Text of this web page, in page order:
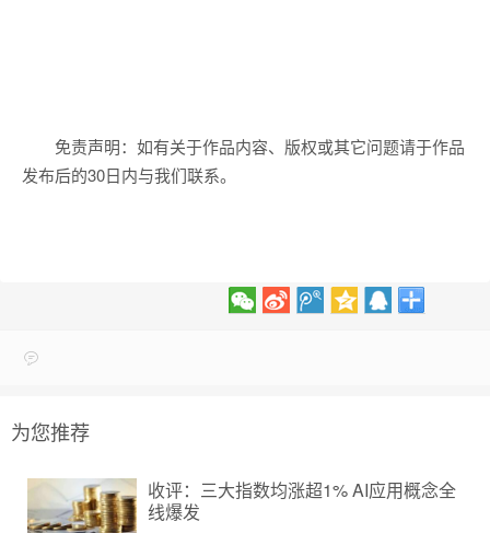
免责声明：如有关于作品内容、版权或其它问题请于作品
发布后的30日内与我们联系。
为您推荐
收评：三大指数均涨超1% AI应用概念全
线爆发